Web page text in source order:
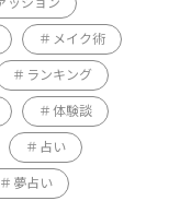
ッション
メイク術
ランキング
体験談
占い
夢占い